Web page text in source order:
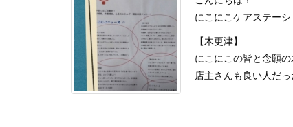
にこにこケアステーシ
【木更津】
にこにこの皆と念願
店主さんも良い人だっ